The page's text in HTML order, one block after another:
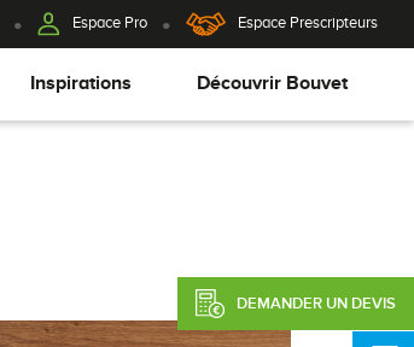
Espace Pro Espace Prescripteurs
Inspirations Découvrir Bouvet
DEMANDER UN DEVIS